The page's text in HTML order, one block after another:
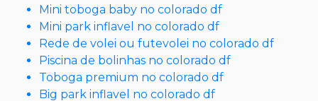
Mini toboga baby no colorado df
Mini park inflavel no colorado df
Rede de volei ou futevolei no colorado df
Piscina de bolinhas no colorado df
Toboga premium no colorado df
Big park inflavel no colorado df